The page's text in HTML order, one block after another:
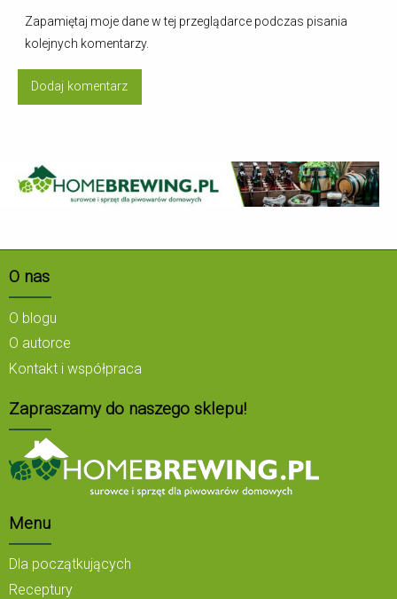
Zapamiętaj moje dane w tej przeglądarce podczas pisania
kolejnych komentarzy.
O nas
O blogu
O autorce
Kontakt i współpraca
Zapraszamy do naszego sklepu!
Menu
Dla początkujących
Receptury